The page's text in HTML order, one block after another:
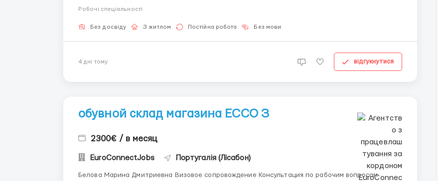
магазина Португалия, Порту. Требования: Мужчины, женщины, семейные пары Возраст 21-55-ти
Робочі спеціальності
Без досвіду З житлом Постійна робота Без мови
4 днi тому відгукнутися
обувной склад магазина ECCO З
2300€ / в месяц
EuroConnectJobs Португалія (Лісабон)
Белова Марина Дмитриевна Визовое сопровождение Консультация по рабочим вопросам